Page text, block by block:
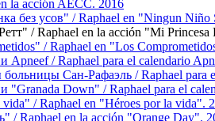
la acción AECC. 2016
без усов" / Raphael en "Ningun
/ Raphael en la acción "Mi Princesa
/ Raphael en "Los
Apneef / Raphael para el calendario
Сан-Рафаэль / Raphael para
"Granada Down" / Raphael para el
/ Raphael en "Héroes por la vida".
/ Raphael en la acción "Orange Day".